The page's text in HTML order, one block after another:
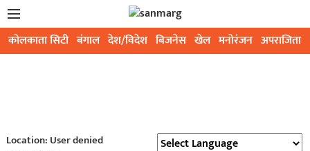
कोलकाता सिटी बंगाल देश/विदेश बिजनेस खेल मनोरंजन अपराजिता
Location: User denied